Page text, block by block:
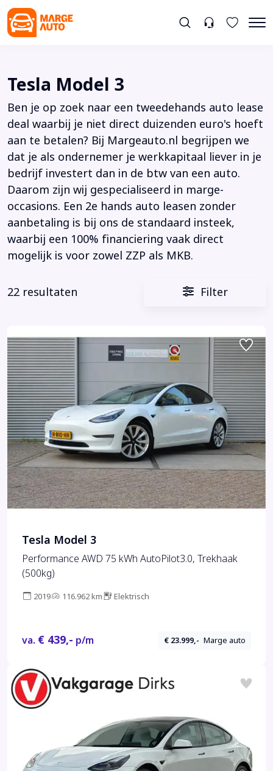
Tesla Model 3
Ben je op zoek naar een tweedehands auto lease
deal waarbij je niet direct duizenden euro's hoeft
aan te betalen? Bij Margeauto.nl begrijpen we
dat je als ondernemer je werkkapitaal liever in je
bedrijf investert dan in de btw van een auto.
Daarom zijn wij gespecialiseerd in marge-
occasions. Een 2e hands auto leasen zonder
aanbetaling is bij ons de standaard insteek,
waarbij een 100% financiering vaak direct
mogelijk is voor zowel ZZP als MKB.
22 resultaten Filter
Tesla Model 3
Performance AWD 75 kWh AutoPilot3.0, Trekhaak
(500kg)
2019 116.962 km Elektrisch
va. € 439,- p/m € 23.999,- Marge auto